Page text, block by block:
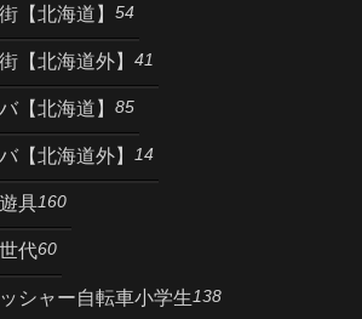
【北海道】 54
【北海道外】 41
【北海道】 85
【北海道外】 14
具160
代60
シャー自転車小学生138